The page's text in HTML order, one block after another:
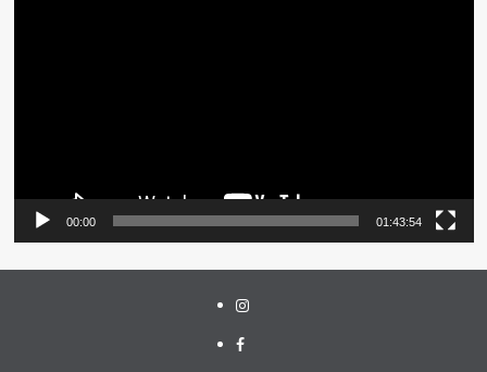
00:00 01:43:54
Instagram
Facebook